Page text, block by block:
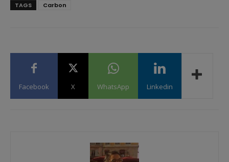
TAGS Carbon
Facebook X WhatsApp Linkedin